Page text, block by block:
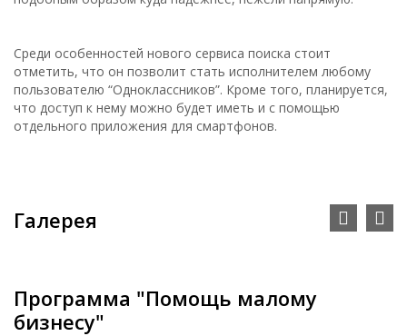
Среди особенностей нового сервиса поиска стоит
отметить, что он позволит стать исполнителем любому
пользователю “Одноклассников”. Кроме того, планируется,
что доступ к нему можно будет иметь и с помощью
отдельного приложения для смартфонов.
Галерея
Программа "Помощь малому
бизнесу"